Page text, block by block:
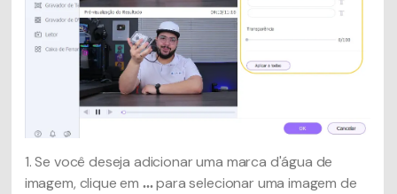
1. Se você deseja adicionar uma marca d'água de
imagem, clique em ...para selecionar uma imagem de